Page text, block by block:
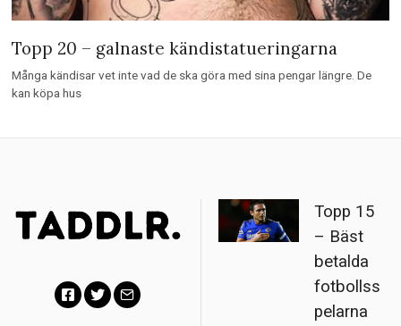
Topp 20 – galnaste kändistatueringarna
Många kändisar vet inte vad de ska göra med sina pengar längre. De
kan köpa hus
Topp 15
– Bäst
betalda
fotbollss
pelarna